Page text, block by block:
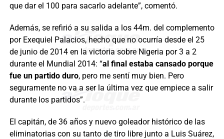
que dar el 100 para sacarlo adelante”, comentó.
Además, se refirió a su salida a los 44m. del complemento
por Exequiel Palacios, hecho que no ocurría desde el 25
de junio de 2014 en la victoria sobre Nigeria por 3 a 2
durante el Mundial 2014: “al final estaba cansado porque
fue un partido duro, pero me sentí muy bien. Pero
seguramente no va a ser la última vez que empiece a salir
durante los partidos”.
El capitán, de 36 años y nuevo goleador histórico de las
eliminatorias con su tanto de tiro libre junto a Luis Suárez,